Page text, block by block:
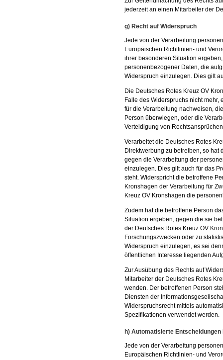
jederzeit an einen Mitarbeiter der
g) Recht auf Widerspruch
Jede von der Verarbeitung
Europäischen Richtlinien- und
ihrer besonderen Situation
personenbezogener Daten, die
Widerspruch einzulegen. Dies gilt
Die Deutsches Rotes Kreuz OV
Falle des Widerspruchs nicht
für die Verarbeitung nachweisen,
Person überwiegen, oder die
Verteidigung von
Verarbeitet die Deutsches Rotes
Direktwerbung zu betreiben, so hat
gegen die Verarbeitung der
einzulegen. Dies gilt auch für das
steht. Widerspricht die betroffene
Kronshagen der Verarbeitung für
Kreuz OV Kronshagen die
Zudem hat die betroffene Person
Situation ergeben, gegen die sie
der Deutsches Rotes Kreuz OV
Forschungszwecken oder zu
Widerspruch einzulegen, es sei
öffentlichen Interesse liegenden
Zur Ausübung des Rechts auf
Mitarbeiter der Deutsches Rotes
wenden. Der betroffenen Person
Diensten der
Widerspruchsrecht mittels
Spezifikationen verwendet werden.
h) Automatisierte
Jede von der Verarbeitung
Europäischen Richtlinien- und